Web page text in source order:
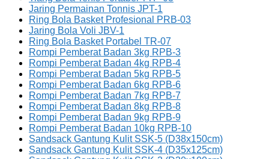
Jaring Permainan Tonnis JPT-1
Ring Bola Basket Profesional PRB-03
Jaring Bola Voli JBV-1
Ring Bola Basket Portabel TR-07
Rompi Pemberat Badan 3kg RPB-3
Rompi Pemberat Badan 4kg RPB-4
Rompi Pemberat Badan 5kg RPB-5
Rompi Pemberat Badan 6kg RPB-6
Rompi Pemberat Badan 7kg RPB-7
Rompi Pemberat Badan 8kg RPB-8
Rompi Pemberat Badan 9kg RPB-9
Rompi Pemberat Badan 10kg RPB-10
Sandsack Gantung Kulit SSK-5 (D38x150cm)
Sandsack Gantung Kulit SSK-4 (D35x125cm)